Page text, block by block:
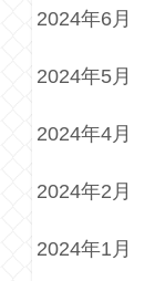
2024年6月
2024年5月
2024年4月
2024年2月
2024年1月